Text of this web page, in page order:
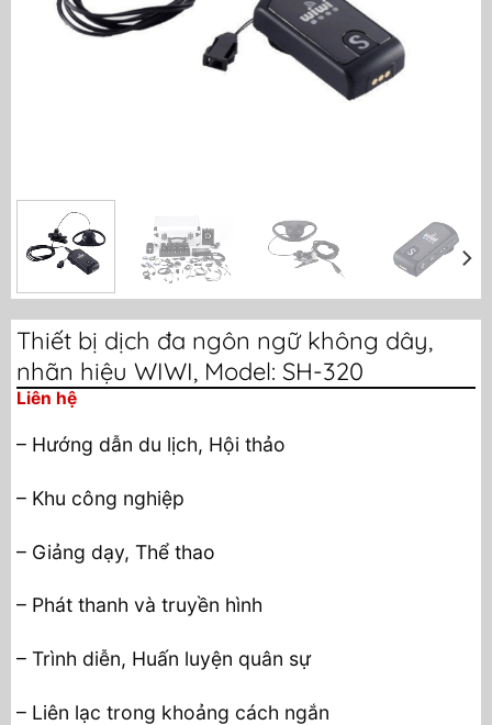
Thiết bị dịch đa ngôn ngữ không dây,
nhãn hiệu WIWI, Model: SH-320
Liên hệ
– Hướng dẫn du lịch, Hội thảo
– Khu công nghiệp
– Giảng dạy, Thể thao
– Phát thanh và truyền hình
– Trình diễn, Huấn luyện quân sự
– Liên lạc trong khoảng cách ngắn